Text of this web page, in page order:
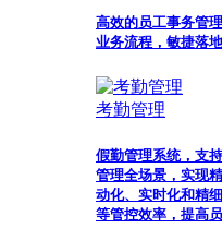
高效的员工事务管
业务流程，敏捷落
考勤管理
假勤管理系统，支
管理全场景，实现
动化、实时化和精
等管控效率，提高